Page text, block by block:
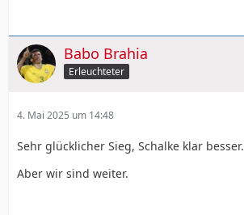
Babo Brahia
Erleuchteter
4. Mai 2025 um 14:48
Sehr glücklicher Sieg, Schalke klar besser.
Aber wir sind weiter.